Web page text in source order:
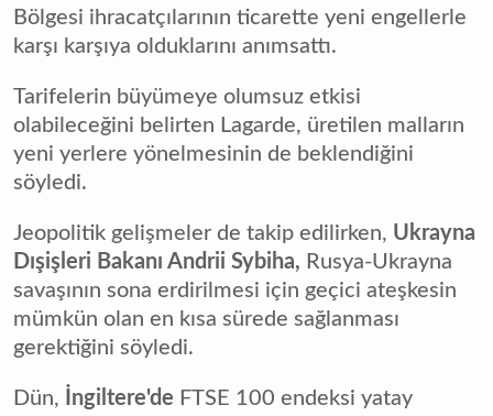
Bölgesi ihracatçılarının ticarette yeni engellerle
karşı karşıya olduklarını anımsattı.
Tarifelerin büyümeye olumsuz etkisi
olabileceğini belirten Lagarde, üretilen malların
yeni yerlere yönelmesinin de beklendiğini
söyledi.
Jeopolitik gelişmeler de takip edilirken, Ukrayna
Dışişleri Bakanı Andrii Sybiha, Rusya-Ukrayna
savaşının sona erdirilmesi için geçici ateşkesin
mümkün olan en kısa sürede sağlanması
gerektiğini söyledi.
Dün, İngiltere'de FTSE 100 endeksi yatay